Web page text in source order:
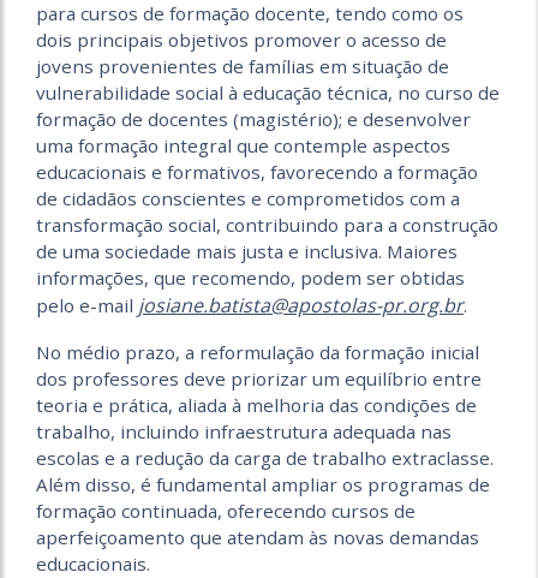
para cursos de formação docente, tendo como os
dois principais objetivos promover o acesso de
jovens provenientes de famílias em situação de
vulnerabilidade social à educação técnica, no curso de
formação de docentes (magistério); e desenvolver
uma formação integral que contemple aspectos
educacionais e formativos, favorecendo a formação
de cidadãos conscientes e comprometidos com a
transformação social, contribuindo para a construção
de uma sociedade mais justa e inclusiva. Maiores
informações, que recomendo, podem ser obtidas
pelo e-mail josiane.batista@apostolas-pr.org.br.
No médio prazo, a reformulação da formação inicial
dos professores deve priorizar um equilíbrio entre
teoria e prática, aliada à melhoria das condições de
trabalho, incluindo infraestrutura adequada nas
escolas e a redução da carga de trabalho extraclasse.
Além disso, é fundamental ampliar os programas de
formação continuada, oferecendo cursos de
aperfeiçoamento que atendam às novas demandas
educacionais.